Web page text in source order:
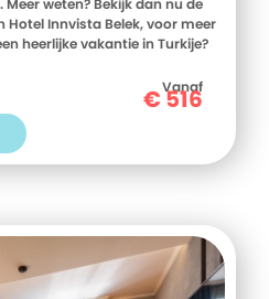
weten? Bekijk dan nu de
Hotel Innvista Belek, voor meer
heerlijke vakantie in Turkije?
Vanaf
€516